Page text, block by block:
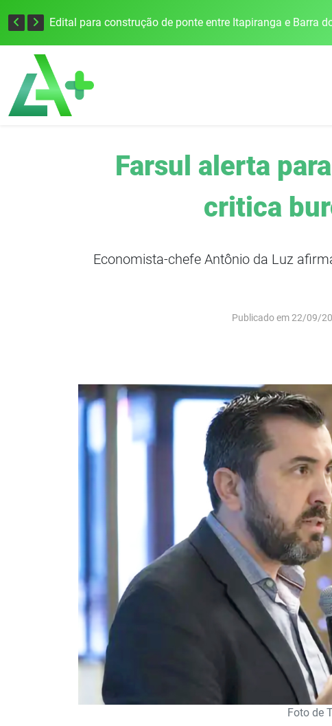
Farsul alerta
critica
Economista-chefe Antônio da Luz
Publicado em 22/09/
Foto de